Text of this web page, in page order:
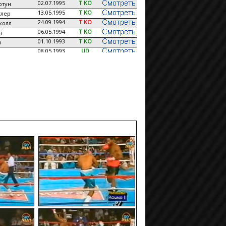
02.07.1995
T KO
13.05.1995
T KO
24.09.1994
T KO
06.05.1994
T KO
01.10.1993
T KO
08.05.1993
UD
31.10.1990
T KO
11.07.1990
KO
27.06.1990
PTS
20.05.1990
T KO
09.05.1990
KO
14.04.
T KO
22.03.1990
KO
31.01.
T KO
18.12.1989
T KO
05.11.1989
DQ